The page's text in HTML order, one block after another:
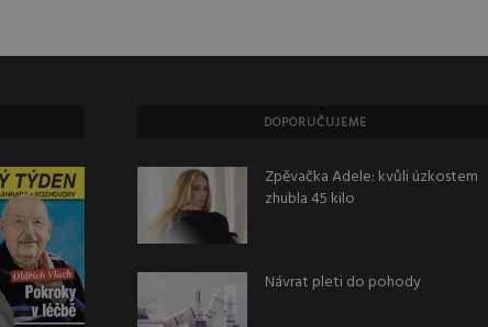
DOPORUČUJEME
Zpěvačka Adele: kvůli úzkostem
zhubla 45 kilo
Návrat pleti do pohody